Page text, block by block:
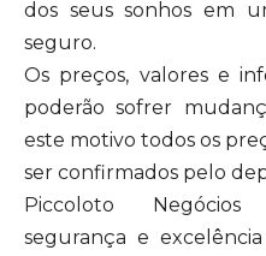
dos seus sonhos em
seguro.
Os preços, valores e
poderão sofrer
este motivo todos os
ser confirmados pelo
Piccoloto Negócios
segurança e